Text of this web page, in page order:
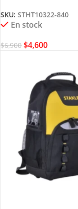
SKU:STHT10322-840
En stock
$6,900 $4,600